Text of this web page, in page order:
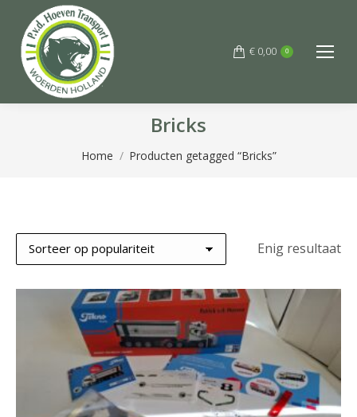
€ 0,00 0
Bricks
Je bent hier:
Home Producten getagged “Bricks”
Enig resultaat